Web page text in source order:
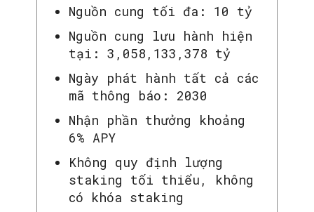
Nguồn cung tối đa: 10 tỷ
Nguồn cung lưu hành hiện
tại: 3,058,133,378 tỷ
Ngày phát hành tất cả các
mã thông báo: 2030
Nhận phần thưởng khoảng
6% APY
Không quy định lượng
staking tối thiểu, không
có khóa staking